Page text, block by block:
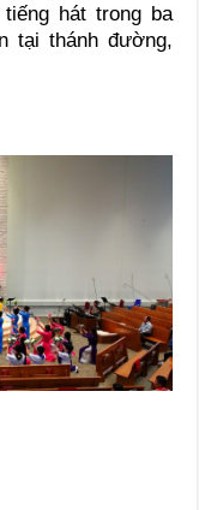
hát trong ba
tại thánh đường,